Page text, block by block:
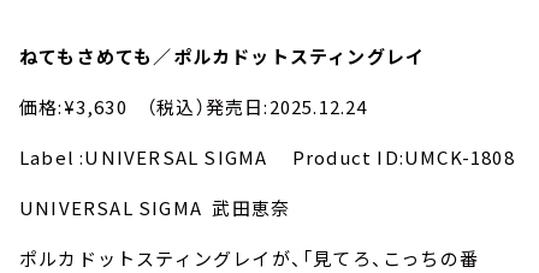
ねてもさめても／ポルカドットスティングレイ
価格:¥3,630 （税込）発売日:2025.12.24
Label :UNIVERSAL SIGMA Product ID:UMCK-1808
UNIVERSAL SIGMA 武田恵奈
ポルカドットスティングレイが、「見てろ、こっちの番